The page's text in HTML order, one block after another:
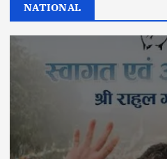
NATIONAL